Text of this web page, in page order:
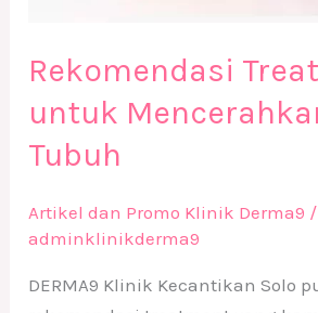
Rekomendasi
untuk
Tubuh
Artikel dan Promo Klinik Derma9 /
adminklinikderma9
DERMA9 Klinik Kecantikan Solo